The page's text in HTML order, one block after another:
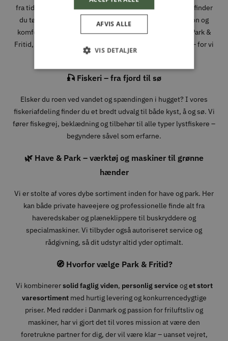
fra tidlige morgener i skoven til lange dage i fjeldet. Her finder
du tøj, sko og udstyr fra velkendte mærker, hvor funktion og
komfort går hånd i hånd. Når du handler jagtudstyr hos Park &
Fritid, handler du med folk, der forstår, hvad det kræver – for vi
bruger det selv.
🎣 Fiskeri – fra fjord til sø
Elsker du roen ved vandet og spændingen i hugget? I vores
fiskeriafdeling finder du et bredt udvalg til både kyst, å og sø. Vi
fører fiskegrej, beklædning og tilbehør til alle typer lystfiskere –
begyndere såvel som erfarne.
🌿 Have & Park – værktøj og maskiner til grønne
hænder
Vi er stolte af vores dybe sortiment inden for have og park. Her
kan både private haveejere og professionelle finde alt fra
haveredskaber og plæneklippere til buskryddere og
specialmaskiner. Vi tilbyder også autoriseret service og
rådgivning, så dit udstyr altid yder optimalt.
🧭 Hvorfor vælge Park & Fritid?
Vi kombinerersolid faglig viden, personlig serviceoget stort
varesortimentmed hurtig levering og konkurrencedygtige
priser. Med rødder i Danmark og passion for friluftsliv og
maskiner, har vi gjort det til vores mission at være den
foretrukne partner for dig, der vil være klar – uanset vejret,
AFVIS ALLE
VIS DETALJER